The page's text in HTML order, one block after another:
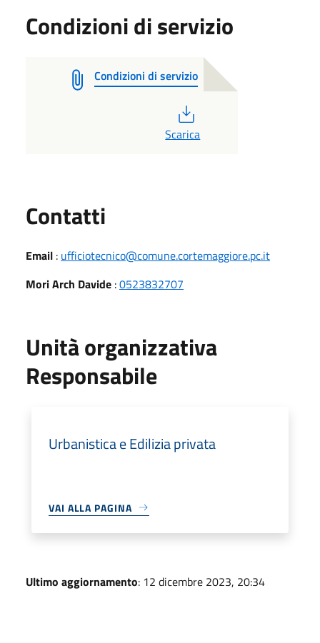
Condizioni di servizio
Condizioni di servizio
Scarica
Contatti
Email : ufficiotecnico@comune.cortemaggiore.pc.it
Mori Arch Davide :0523832707
Unità organizzativa
Responsabile
Urbanistica e Edilizia privata
VAI ALLA PAGINA
Ultimo aggiornamento: 12 dicembre 2023, 20:34